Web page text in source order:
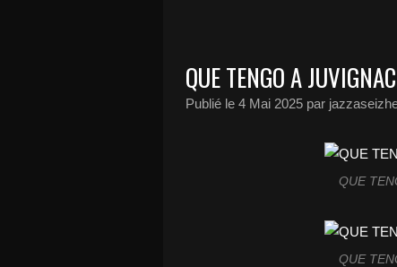
QUE TENGO A
Publié le 4 Mai 2025 par
QUE
QUE